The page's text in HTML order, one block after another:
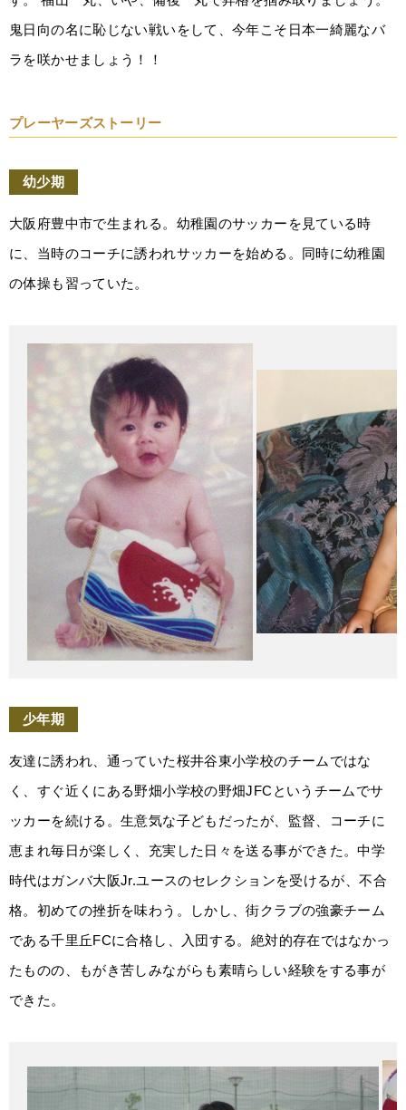
鬼日向の名に恥じない戦いをして、今年こそ日本一綺麗なバ
ラを咲かせましょう！！
プレーヤーズストーリー
幼少期
大阪府豊中市で生まれる。幼稚園のサッカーを見ている時
に、当時のコーチに誘われサッカーを始める。同時に幼稚園
の体操も習っていた。
少年期
友達に誘われ、通っていた桜井谷東小学校のチームではな
く、すぐ近くにある野畑小学校の野畑JFCというチームでサ
ッカーを続ける。生意気な子どもだったが、監督、コーチに
恵まれ毎日が楽しく、充実した日々を送る事ができた。中学
時代はガンバ大阪Jr.ユースのセレクションを受けるが、不合
格。初めての挫折を味わう。しかし、街クラブの強豪チーム
である千里丘FCに合格し、入団する。絶対的存在ではなかっ
たものの、もがき苦しみながらも素晴らしい経験をする事が
できた。